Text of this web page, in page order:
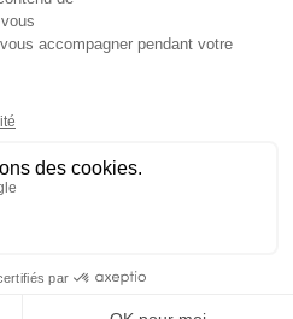
légales-CGV-Politique de
06